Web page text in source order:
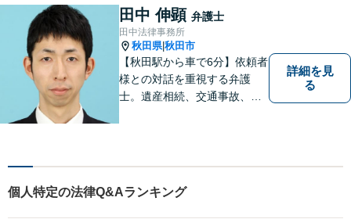
専門用語は避け、依頼者様が
理解しやすい対応を心がけて
います。【土日祝・時間外対
応可】
田中 伸顕 弁護士
田中法律事務所
秋田県|秋田市
【秋田駅から車で6分】依頼者
様との対話を重視する弁護
士。遺産相続、交通事故、離
りごとがあれば、お一人で抱
ださい！【駐車場あり】
詳細を見
る
個人特定の法律Q&Aランキング